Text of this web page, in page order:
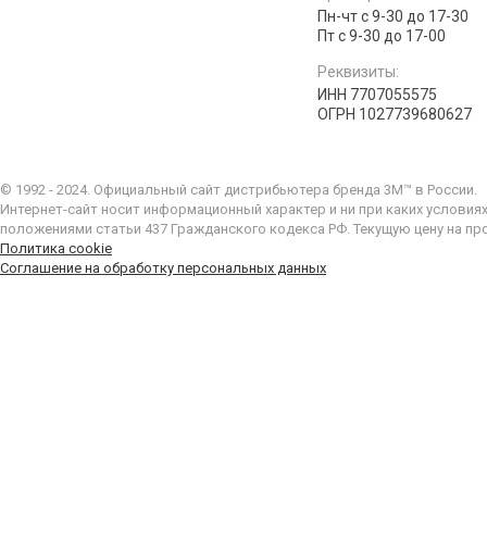
Пн-чт с 9-30 до 17-30
Пт с 9-30 до 17-00
Реквизиты:
ИНН 7707055575
ОГРН 1027739680627
© 1992 - 2024. Официальный сайт дистрибьютера бренда 3M™ в России.
Интернет-сайт носит информационный характер и ни при каких
положениями статьи 437 Гражданского кодекса РФ. Текущую цену на
Политика cookie
Соглашение на обработку персональных данных